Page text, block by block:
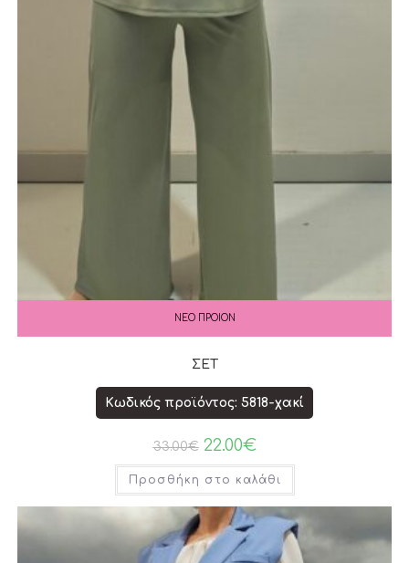
ΝΕΟ ΠΡΟΙΟΝ
ΣΕΤ
Κωδικός προϊόντος: 5818-χακί
33.00€ 22.00€
Προσθήκη στο καλάθι